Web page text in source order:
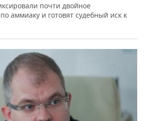
почти двойное
аммиаку и готовят судебный иск к